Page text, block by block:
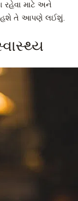
માટે અને
હશે તે આપણે લઈશું.